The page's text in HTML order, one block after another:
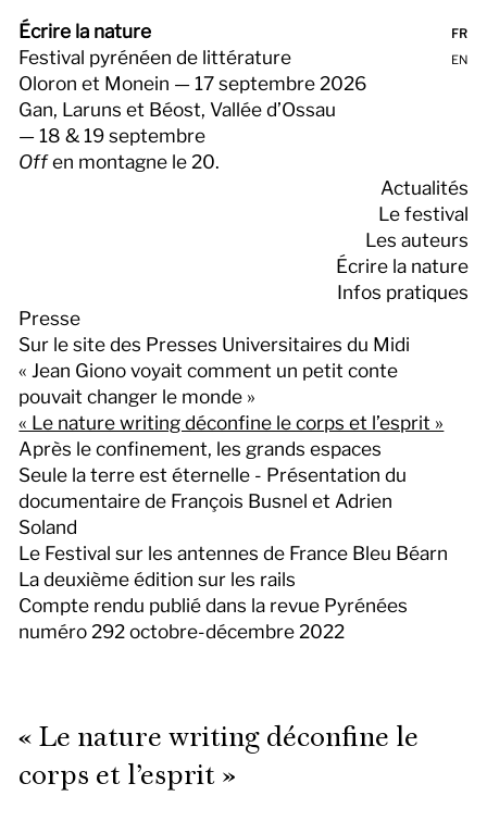
Écrire la nature
Festival pyrénéen de littérature
Oloron et Monein — 17 septembre 2026
Gan, Laruns et Béost, Vallée d’Ossau
— 18 & 19 septembre
Offen montagne le 20.
Actualités
Le festival
Les auteurs
Écrire la nature
Infos pratiques
FR
EN
Presse
Sur le site des Presses Universitaires du Midi
« Jean Giono voyait comment un petit conte
pouvait changer le monde »
« Le nature writing déconfine le corps et l’esprit »
Après le confinement, les grands espaces
Seule la terre est éternelle - Présentation du
documentaire de François Busnel et Adrien
Soland
Le Festival sur les antennes de France Bleu Béarn
La deuxième édition sur les rails
Compte rendu publié dans la revue Pyrénées
numéro 292 octobre-décembre 2022
« Le nature writing déconfine le
corps et l’esprit »